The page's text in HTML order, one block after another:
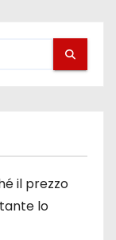
il prezzo
lo